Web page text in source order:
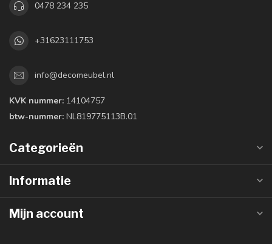
0478 234 235
+31623111753
info@decomeubel.nl
KVK nummer: 14104757
btw-nummer: NL819775113B.01
Categorieën
Informatie
Mijn account